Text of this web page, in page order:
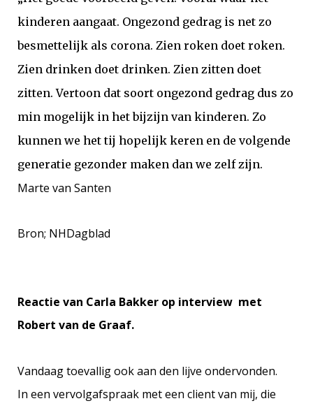
kinderen aangaat. Ongezond gedrag is net zo
besmettelijk als corona. Zien roken doet roken.
Zien drinken doet drinken. Zien zitten doet
zitten. Vertoon dat soort ongezond gedrag dus zo
min mogelijk in het bijzijn van kinderen. Zo
kunnen we het tij hopelijk keren en de volgende
generatie gezonder maken dan we zelf zijn.
Marte van Santen
Bron; NHDagblad
Reactie van Carla Bakker op interview met
Robert van de Graaf.
Vandaag toevallig ook aan den lijve ondervonden.
In een vervolgafspraak met een client van mij, die